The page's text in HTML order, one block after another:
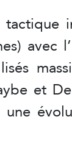
avec
et